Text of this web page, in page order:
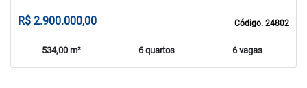
Código. 24802
R$ 2.900.000,00
534,00 m² 6 quartos 6 vagas